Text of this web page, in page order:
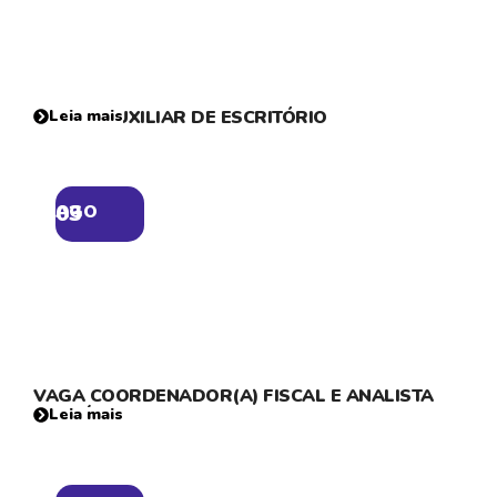
VAGA – AUXILIAR DE ESCRITÓRIO
Leia mais
03
AGO
VAGA COORDENADOR(A) FISCAL E ANALISTA
CONTÁBIL
Leia mais